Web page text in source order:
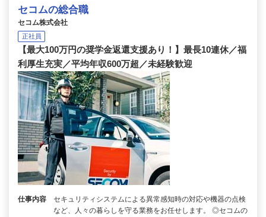
セコムの総合職
セコム株式会社
正社員
【最大100万円の奨学金返還支援あり！】最長10連休／福
利厚生充実／平均年収600万超／未経験歓迎
仕事内容
セキュリティシステムによる異常感知時の対応や機器の点検
など、人々の暮らしを守る業務をお任せします。 ◎セコムの